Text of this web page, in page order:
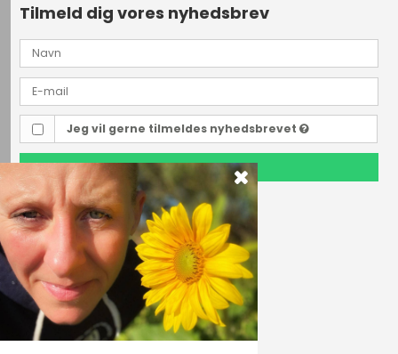
Tilmeld dig vores nyhedsbrev
Jeg vil gerne tilmeldes nyhedsbrevet
TILMELD
Outdoor i Centrum
Perlegade 44
6400 Sønderborg, Danmark
Telefonnr.
(+45) 74 43 53 55
E-mail